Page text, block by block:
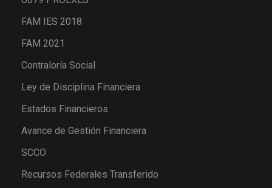
FAM IES 2018
FAM 2021
Contraloría Social
Ley de Disciplina Financiera
Estados Financieros
Avance de Gestión Financiera
SCCO
Recursos Federales Transferido